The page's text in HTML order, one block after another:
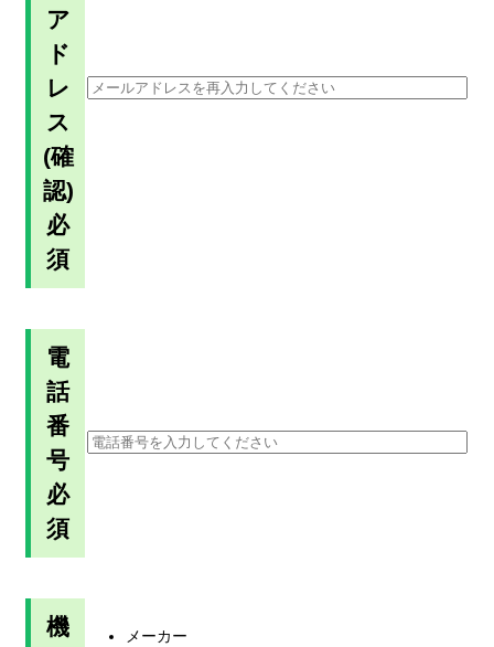
ア
ド
レ
ス
(確
認)
必
須
電
話
番
号
必
須
機
メーカー